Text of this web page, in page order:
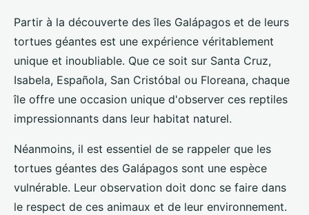
Partir à la découverte des îles Galápagos et de leurs
tortues géantes est une expérience véritablement
unique et inoubliable. Que ce soit sur Santa Cruz,
Isabela, Española, San Cristóbal ou Floreana, chaque
île offre une occasion unique d'observer ces reptiles
impressionnants dans leur habitat naturel.
Néanmoins, il est essentiel de se rappeler que les
tortues géantes des Galápagos sont une espèce
vulnérable. Leur observation doit donc se faire dans
le respect de ces animaux et de leur environnement.